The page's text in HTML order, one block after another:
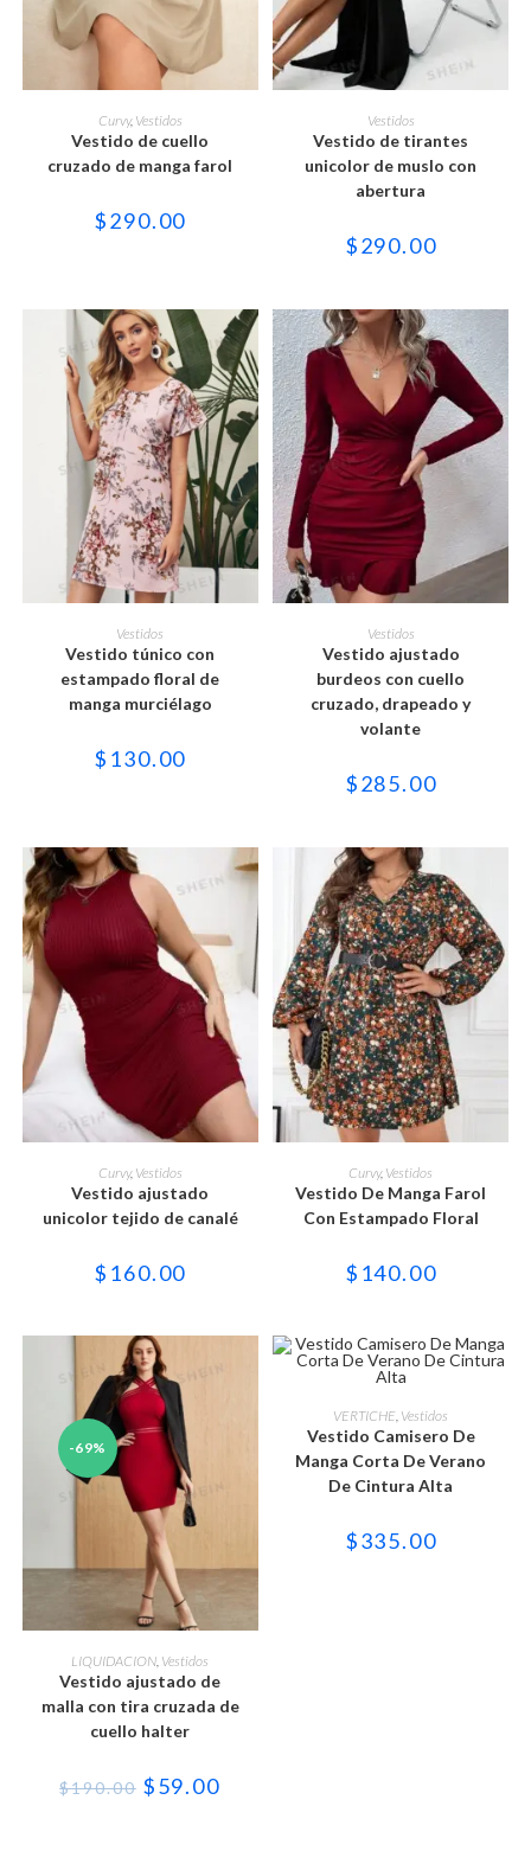
SELECCIONAR OPCIONES
Este
producto
tiene
múltiples
variantes.
se
pueden
de
producto
Curvy, Vestidos
Vestido de cuello
cruzado de manga farol
$290.00
SELECCIONAR OPCIONES
Este
producto
tiene
múltiples
variantes.
opciones
elegir
de
producto
Vestidos
Vestido de tirantes
unicolor de muslo con
abertura
$290.00
SELECCIONAR OPCIONES
producto
tiene
múltiples
variantes.
opciones
elegir
Vestidos
Vestido túnico con
estampado floral de
manga murciélago
$ 130.00
SELECCIONAR OPCIONES
producto
tiene
múltiples
variantes.
Las
opciones
se
en
la
producto
Vestidos
Vestido ajustado
burdeos con cuello
cruzado, drapeado y
volante
$285.00
SELECCIONAR OPCIONES
Este
producto
tiene
múltiples
variantes.
se
pueden
la
página
de
producto
Curvy, Vestidos
Vestido ajustado
unicolor tejido de canalé
$ 160.00
SELECCIONAR OPCIONES
Este
producto
tiene
múltiples
variantes.
Las
se
pueden
página
de
producto
Curvy, Vestidos
Vestido De Manga Farol
Con Estampado Floral
$ 140.00
-69%
SELECCIONAR OPCIONES
Este
producto
tiene
múltiples
variantes.
opciones
elegir
en
LIQUIDACION, Vestidos
Vestido ajustado de
malla con tira cruzada de
cuello halter
$190.00 El
precio
$59.00
SELECCIONAR OPCIONES
producto
tiene
múltiples
variantes.
opciones
elegir
VERTICHE, Vestidos
Vestido Camisero De
Manga Corta De Verano
De Cintura Alta
$335.00